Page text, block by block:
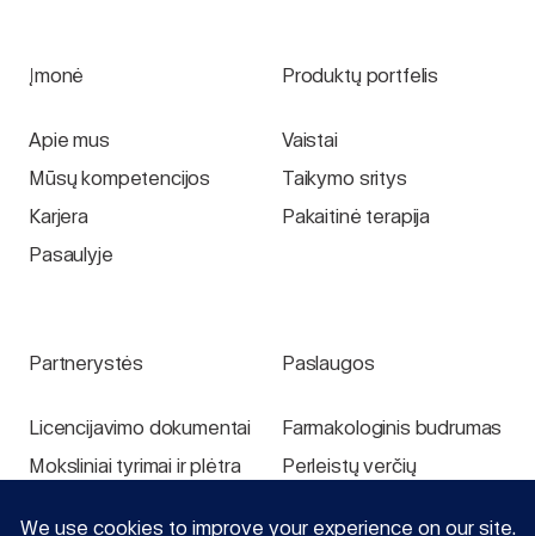
Įmonė
Apie mus
Mūsų kompetencijos
Karjera
Pasaulyje
Produktų portfelis
Vaistai
Taikymo sritys
Pakaitinė terapija
Partnerystės
Licencijavimo dokumentai
Moksliniai tyrimai ir plėtra
Paslaugos
Farmakologinis budrumas
Perleistų verčių